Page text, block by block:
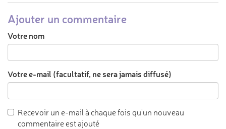
Ajouter un commentaire
Votre nom
Votre e-mail (facultatif, ne sera jamais diffusé)
Recevoir un e-mail à chaque fois qu'un nouveau
commentaire est ajouté